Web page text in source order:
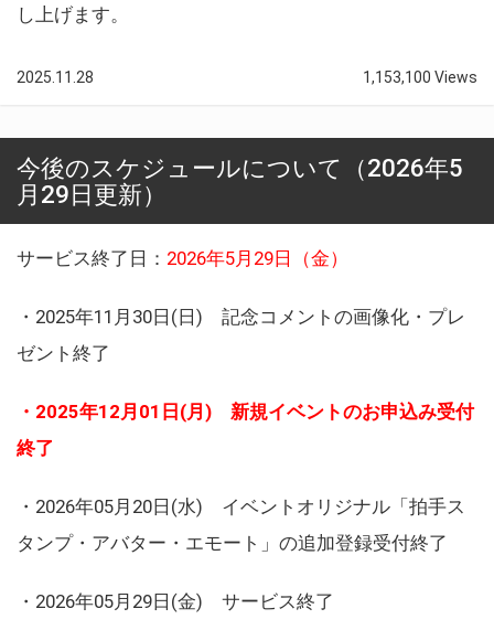
し上げます。
2025.11.28 1,153,100 Views
今後のスケジュールについて（2026年5
月29日更新）
サービス終了日： 2026年5月29日（金）
・2025年11月30日(日) 記念コメントの画像化・プレ
ゼント終了
・2025年12月01日(月) 新規イベントのお申込み受付
終了
・2026年05月20日(水) イベントオリジナル「拍手ス
タンプ・アバター・エモート」の追加登録受付終了
・2026年05月29日(金) サービス終了